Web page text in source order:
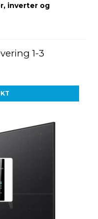
inverter og
1-3